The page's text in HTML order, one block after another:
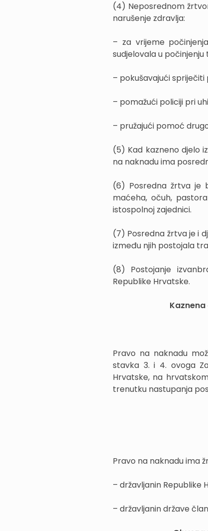
(4) Neposrednom
narušenje zdravlja:
– za vrijeme
sudjelovala u
– pokušavajući
– pomažući policiji pri
– pružajući pomoć
(5) Kad kazneno djelo
na naknadu ima
(6) Posredna žrtva je
maćeha, očuh,
istospolnoj zajednici.
(7) Posredna žrtva je i
između njih postojala
(8) Postojanje
Republike Hrvatske.
Pravo na naknadu
stavka 3. i 4. ovoga
Hrvatske, na
trenutku nastupanja
Pravo na naknadu ima
– državljanin Republike
– državljanin države